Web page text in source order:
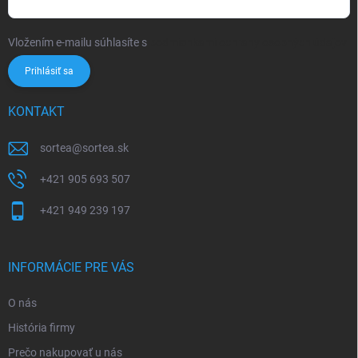
Vložením e-mailu súhlasíte s
Prihlásiť sa
KONTAKT
sortea@sortea.sk
+421 905 693 507
+421 949 239 197
INFORMÁCIE PRE VÁS
O nás
História firmy
Prečo nakupovať u nás